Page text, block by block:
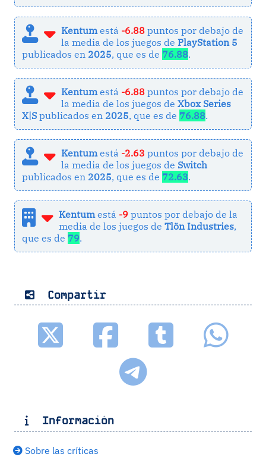
Kentumestá -6.88 puntos por debajo de
la media de los juegos dePlayStation 5
publicados en 2025, que es de 76.88.
Kentumestá -6.88 puntos por debajo de
la media de los juegos deXbox Series
X|S publicados en 2025, que es de 76.88.
Kentumestá -2.63 puntos por debajo de
la media de los juegos de Switch
publicados en 2025, que es de 72.63.
Kentumestá -9 puntos por debajo de la
media de los juegos deTlön Industries,
que es de 79.
Compartir
Información
Sobre las críticas